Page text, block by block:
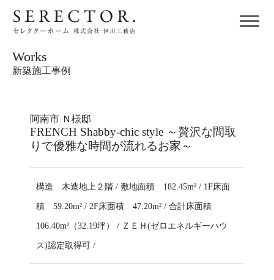
Works
新築施工事例
阿南市 Ｎ様邸
FRENCH Shabby‐chic style ～贅沢な間取
りで優雅な時間が流れるお家～
構造 木造地上２階 / 敷地面積 182.45m² / 1F床面
積 59.20m² / 2F床面積 47.20m² / 合計床面積
106.40m²（32.19坪） / ＺＥＨ(ゼロエネルギーハウ
ス)認定取得可 /